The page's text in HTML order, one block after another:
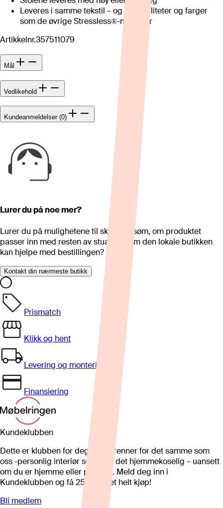
Leveres i samme tekstil – og hudkvaliteter og farger
som de øvrige Stressless®-modeller
Artikkelnr.357511079
Mål
Vedlikehold
Kundeanmeldelser (0)
Lurer du på noe mer?
Lurer du på mulighetene til skreddersøm, om produktet
passer inn med resten av stua eller om den lokale butikken
kan hjelpe med bestillingen?
Kontakt din nærmeste butikk
Prismatch
Klikk og hent
Levering og montering
Finansiering
Kundeklubben
Dette er klubben for deg som brenner for det samme som
oss -personlig interiør som gjør det hjemmekoselig – uansett
om du er hjemme eller på hytta. Meld deg inn i
Kundeklubben og få 25%* på et helt kjøp!
Bli medlem